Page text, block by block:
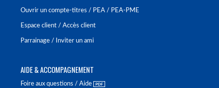
Ouvrir un compte-titres / PEA / PEA-PME
Espace client / Accès client
Parrainage / Inviter un ami
AIDE & ACCOMPAGNEMENT
Foire aux questions / Aide